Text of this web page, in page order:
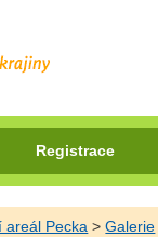
Registrace
areál Pecka >Galerie